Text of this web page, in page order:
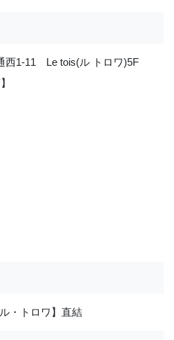
西1-11 Le tois(ル トロワ)5F
・トロワ】直結